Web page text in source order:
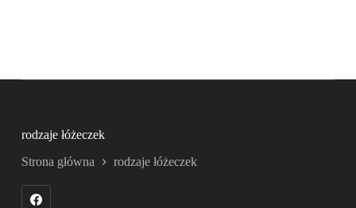
rodzaje łóżeczek
Strona główna rodzaje łóżeczek